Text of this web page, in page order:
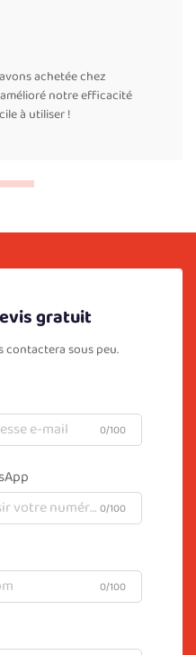
achetée chez
notre efficacité
à utiliser !
gratuit
sous peu.
0/100
0/100
0/100